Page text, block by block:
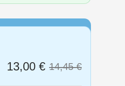
Wert ein
13,00 € 14,45 €